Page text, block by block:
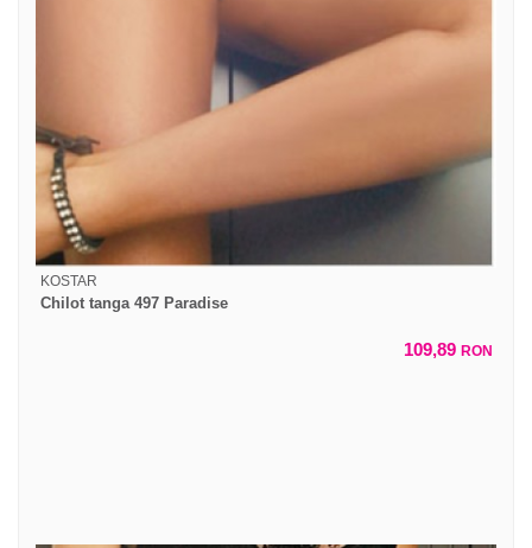
KOSTAR
Chilot tanga 497 Paradise
109,89 RON